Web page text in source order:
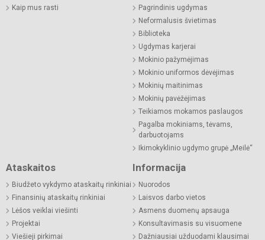
Kaip mus rasti
Pagrindinis ugdymas
Neformalusis švietimas
Biblioteka
Ugdymas karjerai
Mokinio pažymėjimas
Mokinio uniformos dėvėjimas
Mokinių maitinimas
Mokinių pavėžėjimas
Teikiamos mokamos paslaugos
Pagalba mokiniams, tėvams,
darbuotojams
Ikimokyklinio ugdymo grupė „Meilė“
Ataskaitos
Biudžeto vykdymo ataskaitų rinkiniai
Finansinių ataskaitų rinkiniai
Lėšos veiklai viešinti
Projektai
Viešieji pirkimai
Informacija
Nuorodos
Laisvos darbo vietos
Asmens duomenų apsauga
Konsultavimasis su visuomene
Dažniausiai užduodami klausimai